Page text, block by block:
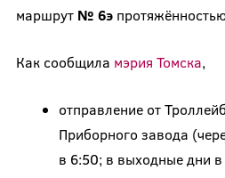
маршрут № 6э
Как сообщила мэрия Томска,
отправление от
Приборного завода
в 6:50; в выходные дни